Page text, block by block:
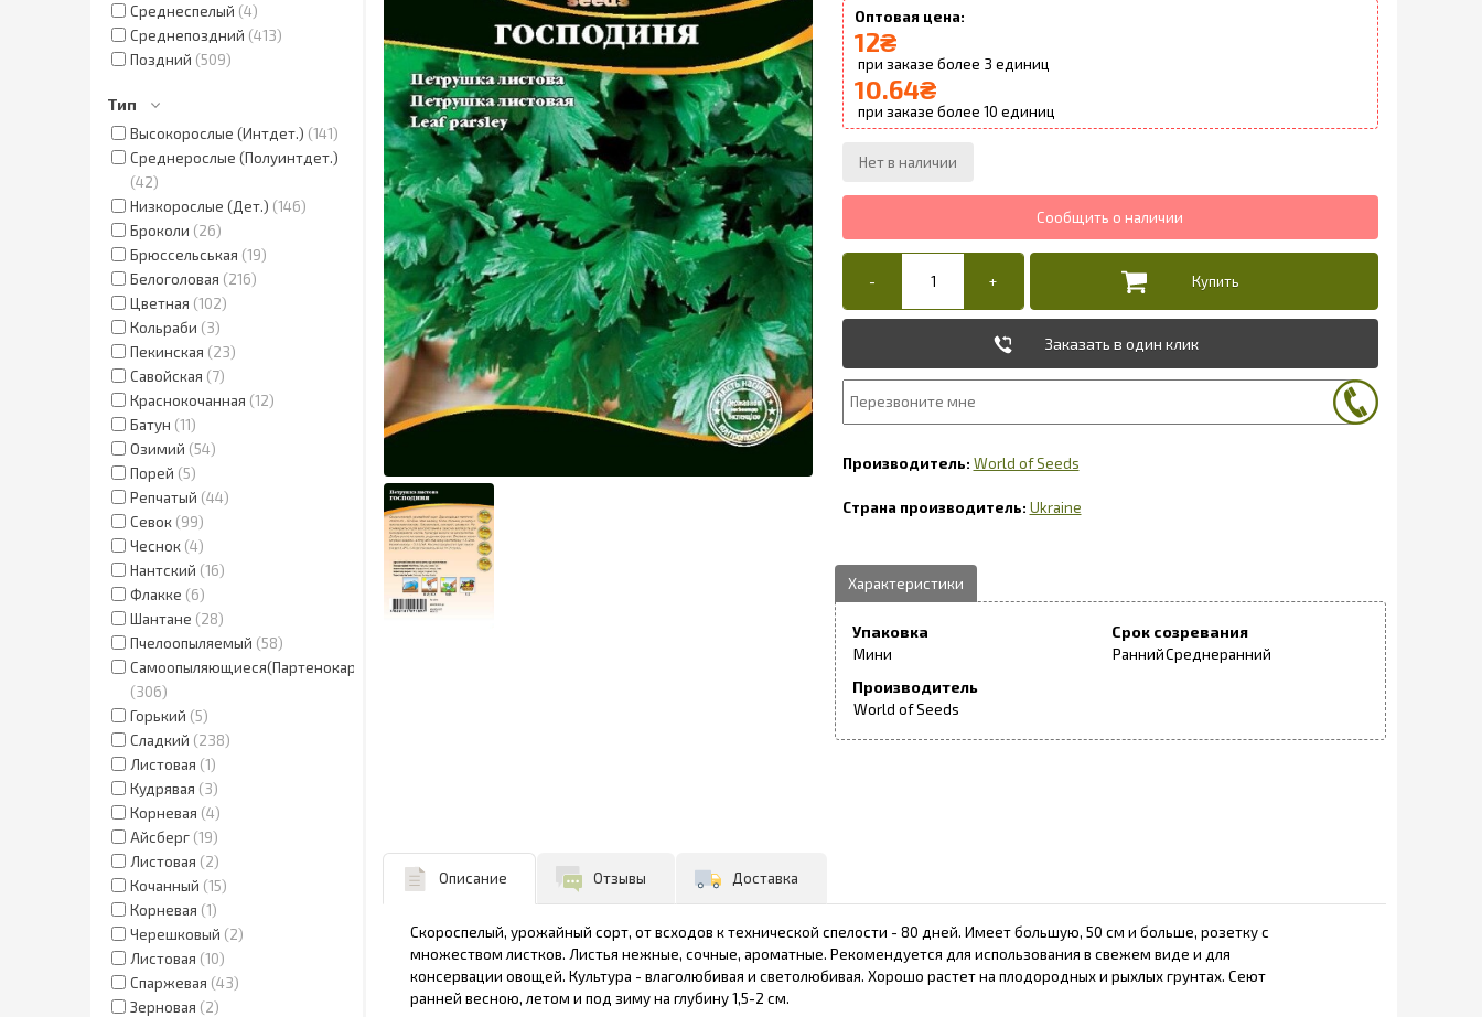
Среднеспелый 4
Среднепоздний 413
Поздний
509
Тип
Высокорослые (Интдет.) 141
Среднерослые (Полуинтдет.)
42
Низкорослые (Дет.) 146
Броколи
26
Брюссельськая 19
Белоголовая
216
Цветная 102
Кольраби
3
Пекинская
23
Савойская
7
Краснокочанная 12
Батун 11
Озимий
54
Порей
5
Репчатый 44
Севок 99
Чеснок 4
Нантский 16
Флакке
6
Шантане
28
Пчелоопыляемый
58
Самоопыляющиеся(Партенокарпик.)
306
Горький
5
Сладкий
238
Листовая 1
Кудрявая
3
Корневая 4
Айсберг 19
Листовая
2
Кочанный 15
Корневая 1
Черешковый
2
Листовая 10
Спаржевая 43
Зерновая
2
12₴
3
10.64₴
10
Заказать в один клик
World of Seeds
Ukraine
Упаковка
Мини
Срок созревания
РаннийСреднеранний
Производитель
World of Seeds
Описание Отзывы Доставка
Скороспелый, урожайный сорт, от всходов к технической спелости - 80 дней. Имеет большую, 50 см и больше, розетку с
множеством листков. Листья нежные, сочные, ароматные. Рекомендуется для использования в свежем виде и для
консервации овощей. Культура - влаголюбивая и светолюбивая. Хорошо растет на плодородных и рыхлых грунтах. Сеют
ранней весною, летом и под зиму на глубину 1,5-2 см.